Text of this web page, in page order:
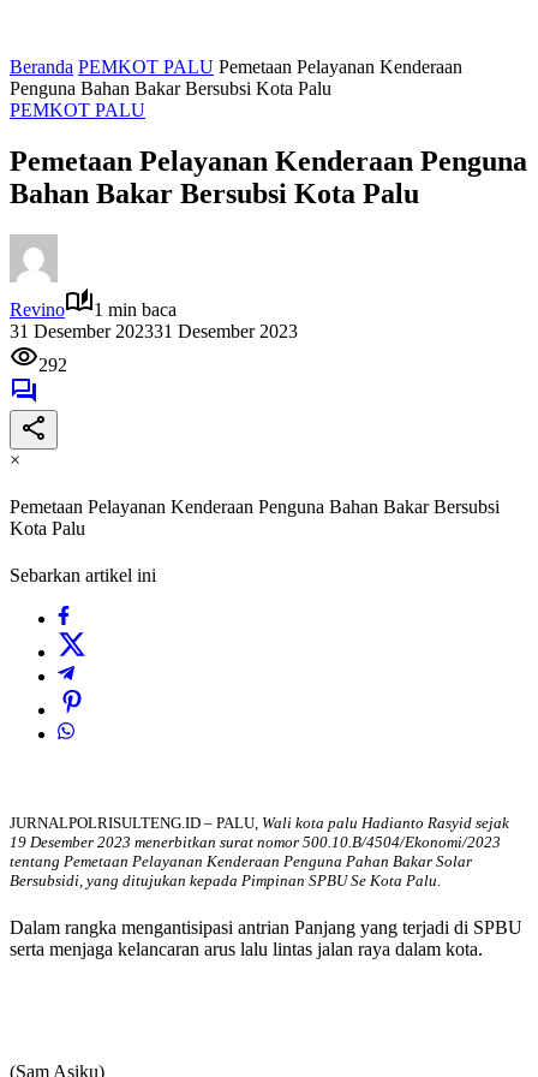
Beranda PEMKOT PALU Pemetaan Pelayanan Kenderaan
Penguna Bahan Bakar Bersubsi Kota Palu
PEMKOT PALU
Pemetaan Pelayanan Kenderaan Penguna
Bahan Bakar Bersubsi Kota Palu
Revino
1 min baca
31 Desember 202331 Desember 2023
292
×
Pemetaan Pelayanan Kenderaan Penguna Bahan Bakar Bersubsi
Kota Palu
Sebarkan artikel ini
JURNALPOLRISULTENG.ID – PALU, Wali kota palu Hadianto Rasyid sejak
19 Desember 2023 menerbitkan surat nomor 500.10.B/4504/Ekonomi/2023
tentang Pemetaan Pelayanan Kenderaan Penguna Pahan Bakar Solar
Bersubsidi, yang ditujukan kepada Pimpinan SPBU Se Kota Palu.
Dalam rangka mengantisipasi antrian Panjang yang terjadi di SPBU
serta menjaga kelancaran arus lalu lintas jalan raya dalam kota.
(Sam Asiku)